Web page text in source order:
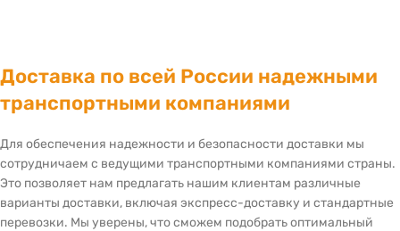
Доставка по всей России надежными
транспортными компаниями
Для обеспечения надежности и безопасности доставки мы
сотрудничаем с ведущими транспортными компаниями страны.
Это позволяет нам предлагать нашим клиентам различные
варианты доставки, включая экспресс-доставку и стандартные
перевозки. Мы уверены, что сможем подобрать оптимальный